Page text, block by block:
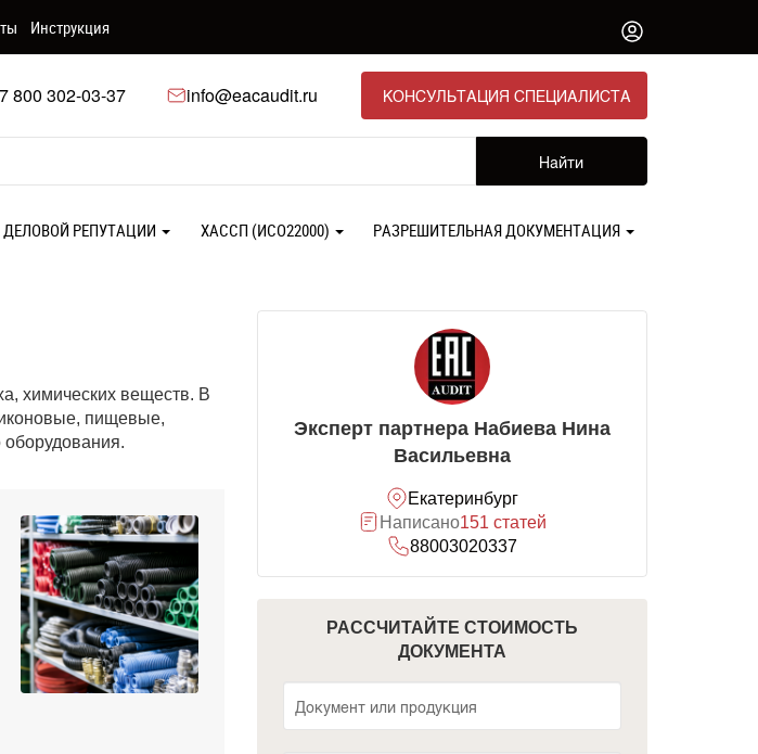
Инструкция
800 302-03-37 info@eacaudit.ru КОНСУЛЬТАЦИЯ СПЕЦИАЛИСТА
Найти
РЕПУТАЦИИ ХАССП (ИСО22000) РАЗРЕШИТЕЛЬНАЯ ДОКУМЕНТАЦИЯ
химических веществ. В
пищевые,
Эксперт партнера Набиева Нина
Васильевна
Екатеринбург
Написано151 статей
88003020337
РАССЧИТАЙТЕ СТОИМОСТЬ
ДОКУМЕНТА